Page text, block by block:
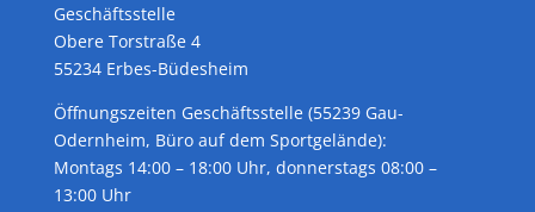
Geschäftsstelle
Obere Torstraße 4
55234 Erbes-Büdesheim
Öffnungszeiten Geschäftsstelle (55239 Gau-
Odernheim, Büro auf dem Sportgelände):
Montags 14:00 – 18:00 Uhr, donnerstags 08:00 –
13:00 Uhr